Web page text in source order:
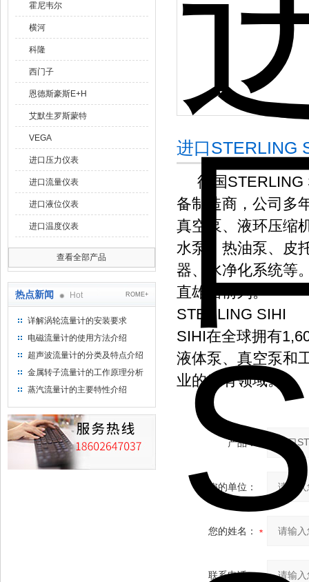
霍尼韦尔
横河
科隆
西门子
恩德斯豪斯E+H
艾默生罗斯蒙特
VEGA
进口压力仪表
进口流量仪表
进口液位仪表
进口温度仪表
查看全部产品
热点新闻 Hot ROME+
详解涡轮流量计的安装要求
电磁流量计的使用方法介绍
超声波流量计的分类及特点介绍
金属转子流量计的工作原理分析
蒸汽流量计的主要特性介绍
进口STERLING
德国STERLING
备制造商，公司多
真空泵、液环压缩
水泵、热油泵、皮
器、水净化系统等
直雄居前列。
STERLING SIHI
SIHI在全球拥有
液体泵、真空泵和
业的所有领域。
产品：
您的单位：
您的姓名：
联系电话：